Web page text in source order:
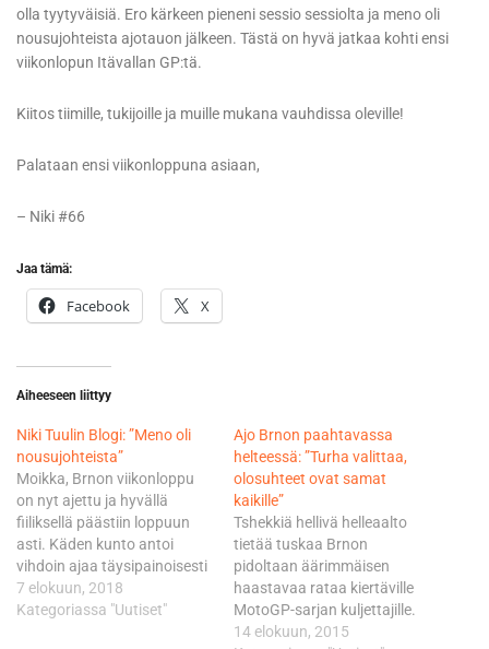
olla tyytyväisiä. Ero kärkeen pieneni sessio sessiolta ja meno oli
nousujohteista ajotauon jälkeen. Tästä on hyvä jatkaa kohti ensi
viikonlopun Itävallan GP:tä.
Kiitos tiimille, tukijoille ja muille mukana vauhdissa oleville!
Palataan ensi viikonloppuna asiaan,
– Niki #66
Jaa tämä:
Facebook X
Aiheeseen liittyy
Niki Tuulin Blogi: ”Meno oli
nousujohteista”
Moikka, Brnon viikonloppu
on nyt ajettu ja hyvällä
fiiliksellä päästiin loppuun
asti. Käden kunto antoi
vihdoin ajaa täysipainoisesti
ja siitä on totta kai tosi hyvä
mieli. Olin ensimmäistä
7 elokuun, 2018
Kategoriassa "Uutiset"
Ajo Brnon paahtavassa
helteessä: ”Turha valittaa,
olosuhteet ovat samat
kaikille”
Tshekkiä hellivä helleaalto
tietää tuskaa Brnon
pidoltaan äärimmäisen
haastavaa rataa kiertäville
MotoGP-sarjan kuljettajille.
Niklas Ajo ylsi Tshekin GP-
14 elokuun, 2015